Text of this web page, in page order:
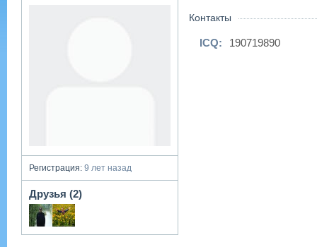
Регистрация:9 лет назад
Друзья (2)
Контакты
ICQ: 190719890